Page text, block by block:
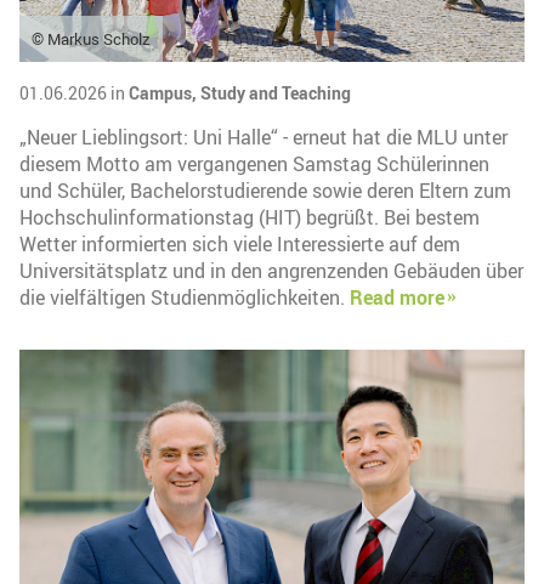
© Markus Scholz
01.06.2026 in Campus, Study and Teaching
„Neuer Lieblingsort: Uni Halle“ - erneut hat die MLU unter
diesem Motto am vergangenen Samstag Schülerinnen
und Schüler, Bachelorstudierende sowie deren Eltern zum
Hochschulinformationstag (HIT) begrüßt. Bei bestem
Wetter informierten sich viele Interessierte auf dem
Universitätsplatz und in den angrenzenden Gebäuden über
die vielfältigen Studienmöglichkeiten. Read more